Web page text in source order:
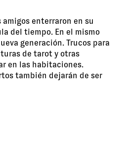
amigos enterraron en su
del tiempo. En el mismo
generación. Trucos para
de tarot y otras
en las habitaciones.
también dejarán de ser